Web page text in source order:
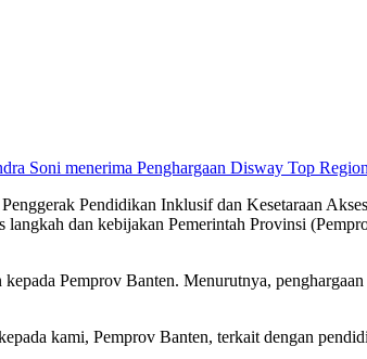
Soni menerima Penghargaan Disway Top
Pendidikan Inklusif dan Kesetaraan
dan kebijakan Pemerintah Provinsi
Pemprov Banten. Menurutnya,
kami, Pemprov Banten, terkait dengan